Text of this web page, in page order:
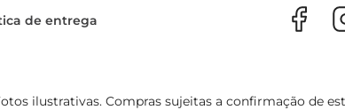
de entrega
ilustrativas. Compras sujeitas a confirmação de